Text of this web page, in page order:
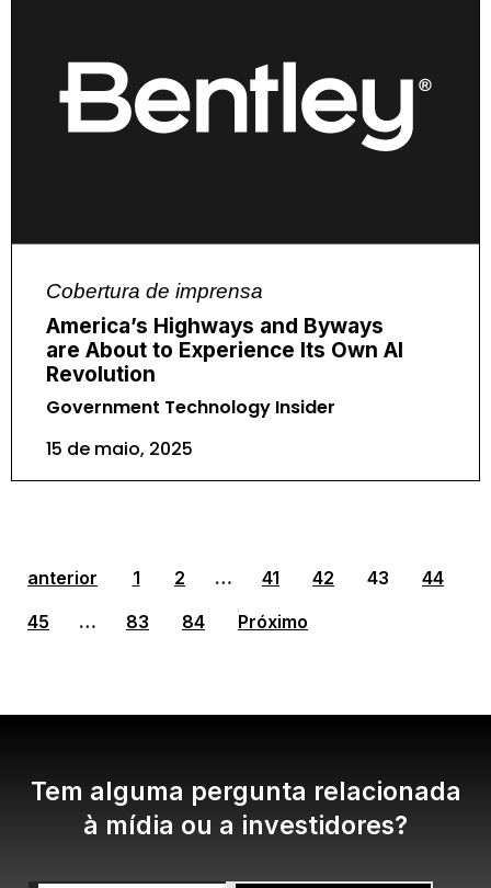
Cobertura de imprensa
America’s Highways and Byways
are About to Experience Its Own AI
Revolution
Government Technology Insider
15 de maio, 2025
anterior 1 2 … 41 42 43
44
45
… 83 84 Próximo
Tem alguma pergunta relacionada
à mídia ou a investidores?